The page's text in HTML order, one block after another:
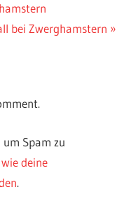
bei Zwerghamstern
Spam zu
deine
.